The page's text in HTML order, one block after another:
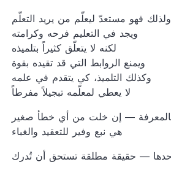
ولذلك فهو مستعدّ ليعلّم من يريد التعلّم
ويجد في التعليم فرحه وكرامته
لكنه لا يتعلّق كثيراً بتلميذه
ويمنع الروابط التي قد تقيده بقوة
وكذلك التلميذ، كي يتقدم في علمه
لا يعطي لمعلّمه تبجيلاً مفرطاً
هي نبع وفير للتعقيد والغباء